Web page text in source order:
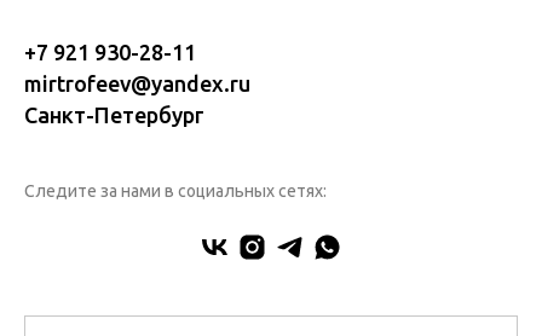
+7 921 930-28-11
mirtrofeev@yandex.ru
Санкт-Петербург
Следите за нами в социальных сетях: